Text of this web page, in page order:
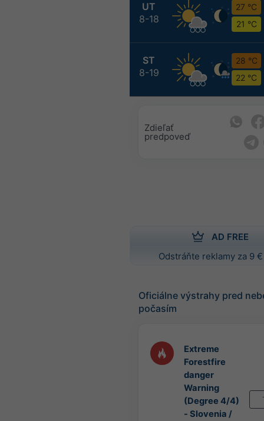
UT
8-18
27 °C
21 °C
ST
8-19
28 °C
22 °C
Zdieľať
predpoveď
AD FREE
Odstráňte reklamy za 9
Oficiálne výstrahy pred
počasím
Extreme
Forestfire
danger
Warning
(Degree 4/4)
- Slovenia /